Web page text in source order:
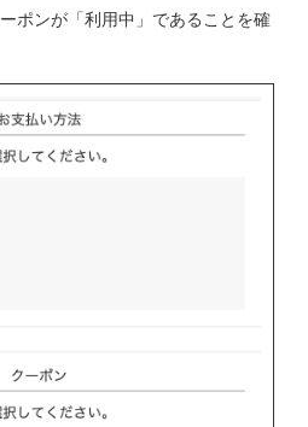
ポンが「利用中」であることを確